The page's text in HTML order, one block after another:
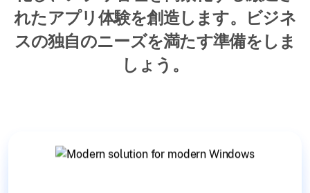
れたアプリ体験を創造します。ビジネ
スの独自のニーズを満たす準備をしま
しょう。